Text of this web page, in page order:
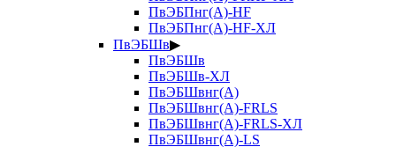
ПвЭБПнг(А)-HF
ПвЭБПнг(А)-HF-ХЛ
ПвЭБШв▶
ПвЭБШв
ПвЭБШв-ХЛ
ПвЭБШвнг(А)
ПвЭБШвнг(А)-FRLS
ПвЭБШвнг(А)-FRLS-ХЛ
ПвЭБШвнг(А)-LS